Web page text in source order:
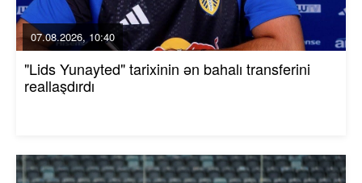
07.08.2026, 10:40
"Lids Yunayted" tarixinin ən bahalı transferini
reallaşdırdı